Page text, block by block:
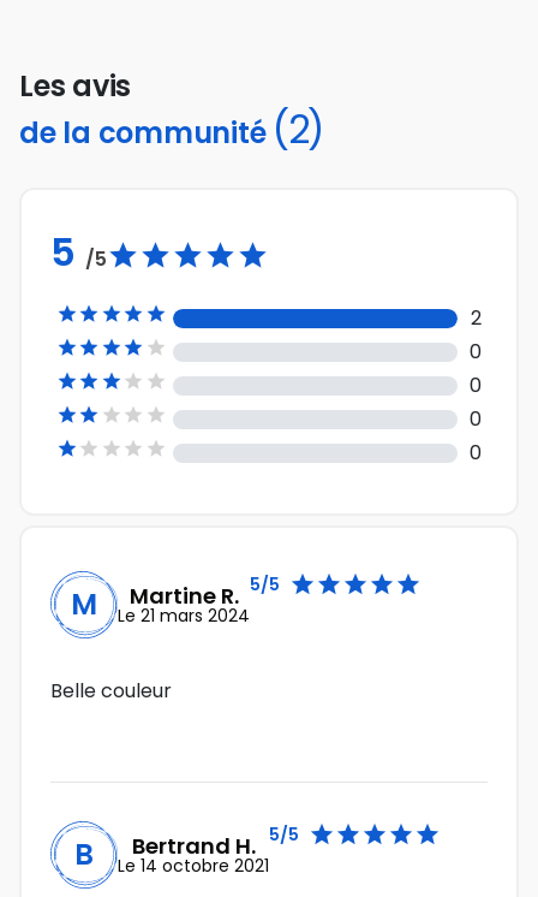
Les avis
de la communité (2)
M Martine R.
Le 21 mars 2024
5/5 
Belle couleur
B Bertrand H.
Le 14 octobre 2021
5/5 
5 /5
     2
     0
     0
     0
     0